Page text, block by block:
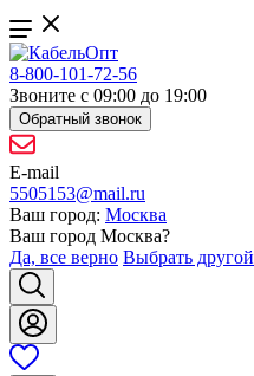
8-800-101-72-56
Звоните с 09:00 до 19:00
Обратный звонок
E-mail
5505153@mail.ru
Ваш город: Москва
Ваш город Москва?
Да, все верно Выбрать другой